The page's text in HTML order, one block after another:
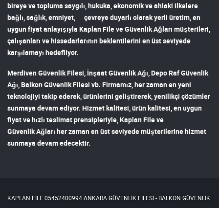
bireye ve topluma saygılı, hukuka, ekonomik ve ahlaki ilkelere
bağlı, sağlık, emniyet, çevreye duyarlı olarak yerli üretim, en
uygun fiyat anlayışıyla Kaplan File ve Güvenlik Ağları müşterileri,
çalışanları ve hissedarlarının beklentilerini en üst seviyede
karşılamayı hedefliyor.
Merdiven Güvenlik Filesi İnşaat Güvenlik Ağı Depo Raf Güvenlik
Ağı Balkon Güvenlik Filesi vb. Firmamız, her zaman en yeni
teknolojiyi takip ederek, ürünlerini geliştirerek, yenilikçi çözümler
sunmaya devam ediyor. Hizmet kalitesi, ürün kalitesi, en uygun
fiyat ve hızlı teslimat prensipleriyle, Kaplan File ve
Güvenlik Ağları her zaman en üst seviyede müşterilerine hizmet
sunmaya devam edecektir.
KAPLAN FİLE 05452400994 ANKARA GÜVENLİK FİLESİ - BALKON GÜVENLİK